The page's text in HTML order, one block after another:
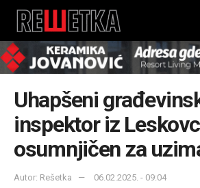
Uhapšeni
inspektor iz
osumnjičen za
Autor: Rešetka 06.02.2025. - 09:04